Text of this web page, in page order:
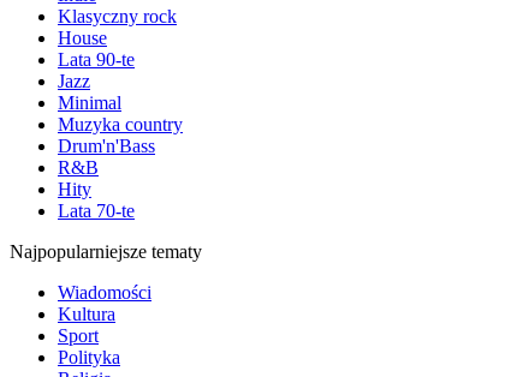
Klasyczny rock
House
Lata 90-te
Jazz
Minimal
Muzyka country
Drum'n'Bass
R&B
Hity
Lata 70-te
Najpopularniejsze tematy
Wiadomości
Kultura
Sport
Polityka